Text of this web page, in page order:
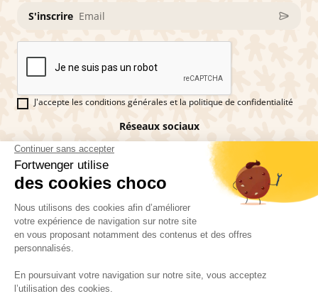
S'inscrire
J'accepte les conditions générales et la politique de confidentialité
Réseaux sociaux
Vous êtes fan de pains d'épices ?
Fortwenger ©2026
Conditions générales de ventesMentions légales